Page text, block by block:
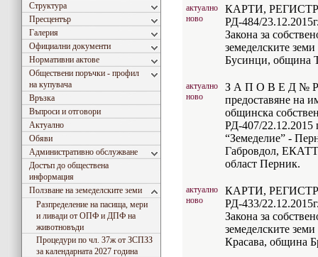
Структура
Пресцентър
Галерия
Официални документи
Нормативни актове
Обществени поръчки - профил
на купувача
Връзка
Въпроси и отговори
Актуално
Обяви
Административно обслужване
Достъп до обществена
информация
Ползване на земеделските земи
Разпределение на пасища, мери
и ливади от ОПФ и ДПФ на
животновъди
Процедури по чл. 37ж от ЗСПЗЗ
за календарната 2027 година
актуално
ново
КАРТИ,
РД-484/
Закона за
земеделските
Бусинци, община
актуално
ново
З А П О В Е Д №
предоставяне на
общинска
РД-407/22.12.2015
“Земеделие” -
Габровдол,
област Перник.
актуално
ново
КАРТИ,
РД-433/
Закона за
земеделските
Красава, община